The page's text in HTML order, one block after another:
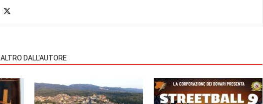
ALTRO DALL'AUTORE